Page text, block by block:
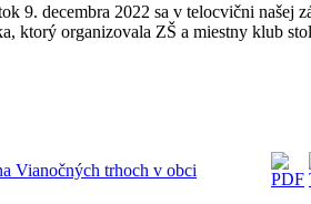
9. decembra 2022 sa v telocvični našej
ktorý organizovala ZŠ a miestny klub
Vianočných trhoch v obci